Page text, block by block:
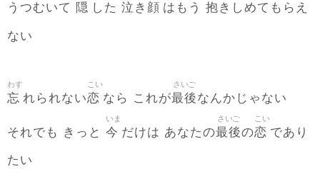
うつむいて 隠 した 泣 き 顔 はもう 抱きしめてもらえ
ない
忘
わす
れられない恋
こい
なら これが最後
さいご
なんかじゃない
それでも きっと 今
いま
だけは あなたの最後
さいご
の恋
こい
であり
たい